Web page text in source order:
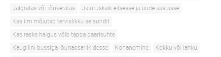
Jalgratas või tõukeratas
Jalutuskäik eilsesse ja uude aastasse
Kas ilm mõjutab tervislikku seisundit
Kas raske haigus võib tappa paarisuhte
Kaugliini bussiga lõunaosariikidesse
Kohanemine
Kokku või lahku